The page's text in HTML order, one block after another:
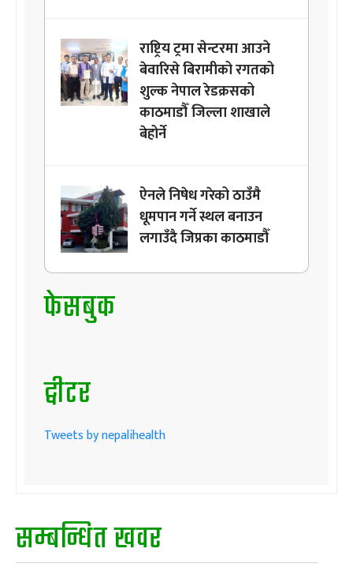
राष्ट्रिय ट्रमा सेन्टरमा आउने
बेवारिसे बिरामीको रगतको
शुल्क नेपाल रेडक्रसको
काठमाडौँ जिल्ला शाखाले
बेहोर्ने
ऐनले निषेध गरेको ठाउँमै
धूमपान गर्ने स्थल बनाउन
लगाउँदै जिप्रका काठमाडौँ
फेसबुक
ट्वीटर
Tweets by nepalihealth
सम्बन्धित खवर